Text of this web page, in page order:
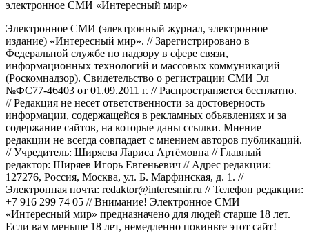
Электронное СМИ (электронный журнал, электронное
издание) «Интересный мир». // Зарегистрировано в
Федеральной службе по надзору в сфере связи,
информационных технологий и массовых коммуникаций
(Роскомнадзор). Свидетельство о регистрации СМИ Эл
№ФС77-46403 от 01.09.2011 г. // Распространяется бесплатно.
// Редакция не несет ответственности за достоверность
информации, содержащейся в рекламных объявлениях и за
содержание сайтов, на которые даны ссылки. Мнение
редакции не всегда совпадает с мнением авторов публикаций.
// Учредитель: Ширяева Лариса Артёмовна // Главный
редактор: Ширяев Игорь Евгеньевич // Адрес редакции:
127276, Россия, Москва, ул. Б. Марфинская, д. 1. //
Электронная почта: redaktor@interesmir.ru // Телефон редакции:
+7 916 299 74 05 // Внимание! Электронное СМИ
«Интересный мир» предназначено для людей старше 18 лет.
Если вам меньше 18 лет, немедленно покиньте этот сайт!